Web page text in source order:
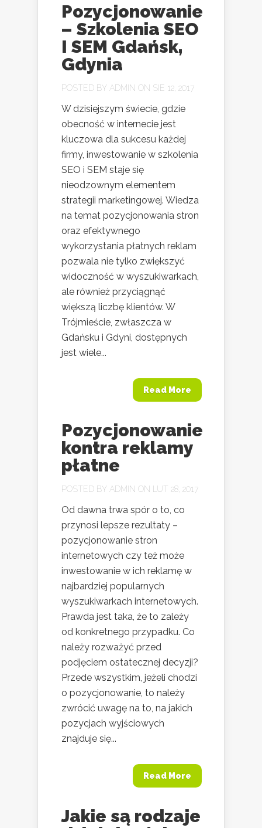
Pozycjonowanie
– Szkolenia SEO
I SEM Gdańsk,
Gdynia
POSTED BY ADMIN ON SIE 12, 2017
W dzisiejszym świecie, gdzie
obecność w internecie jest
kluczowa dla sukcesu każdej
firmy, inwestowanie w szkolenia
SEO i SEM staje się
nieodzownym elementem
strategii marketingowej. Wiedza
na temat pozycjonowania stron
oraz efektywnego
wykorzystania płatnych reklam
pozwala nie tylko zwiększyć
widoczność w wyszukiwarkach,
ale również przyciągnąć
większą liczbę klientów. W
Trójmieście, zwłaszcza w
Gdańsku i Gdyni, dostępnych
jest wiele...
Read More
Pozycjonowanie
kontra reklamy
płatne
POSTED BY ADMIN ON LUT 28, 2017
Od dawna trwa spór o to, co
przynosi lepsze rezultaty –
pozycjonowanie stron
internetowych czy też może
inwestowanie w ich reklamę w
najbardziej popularnych
wyszukiwarkach internetowych.
Prawda jest taka, że to zależy
od konkretnego przypadku. Co
należy rozważyć przed
podjęciem ostatecznej decyzji?
Przede wszystkim, jeżeli chodzi
o pozycjonowanie, to należy
zwrócić uwagę na to, na jakich
pozycjach wyjściowych
znajduje się...
Read More
Jakie są rodzaje